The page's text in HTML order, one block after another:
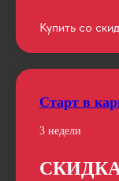
Купить со
Старт в
3 недели
СКИДКА